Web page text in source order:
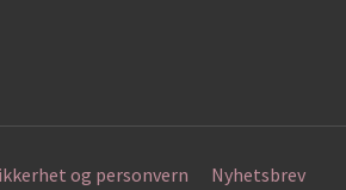
og personvern Nyhetsbrev